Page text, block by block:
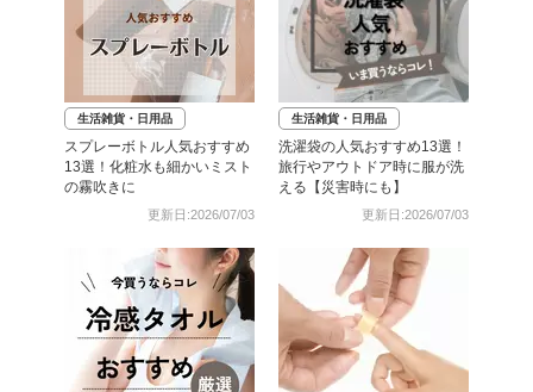
生活雑貨・日用品
スプレーボトル人気おすすめ
13選！化粧水も細かいミスト
の霧吹きに
更新日:2026/07/03
生活雑貨・日用品
洗濯袋の人気おすすめ13選！
旅行やアウトドア時に服が洗
える【災害時にも】
更新日:2026/07/03